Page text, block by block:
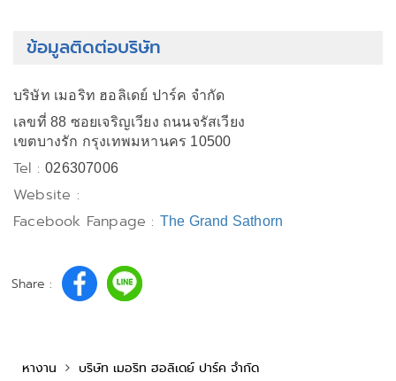
ข้อมูลติดต่อบริษัท
บริษัท เมอริท ฮอลิเดย์ ปาร์ค จำกัด
เลขที่ 88 ซอยเจริญเวียง ถนนจรัสเวียง
เขตบางรัก กรุงเทพมหานคร 10500
Tel :026307006
Website :
Facebook Fanpage : The Grand Sathorn
Share :
หางาน บริษัท เมอริท ฮอลิเดย์ ปาร์ค จำกัด